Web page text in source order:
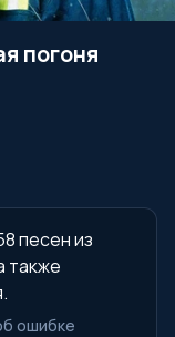
погоня
песен из
также
ошибке